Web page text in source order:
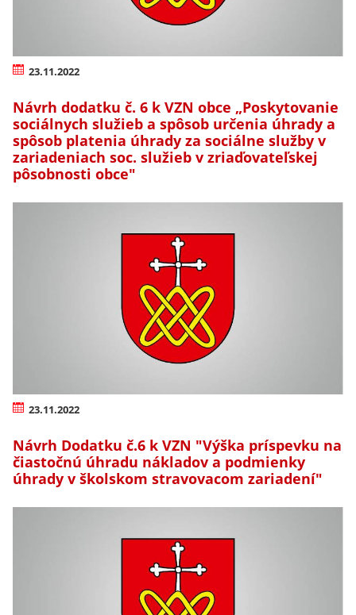
23.11.2022
Návrh dodatku č. 6 k VZN obce „Poskytovanie
sociálnych služieb a spôsob určenia úhrady a
spôsob platenia úhrady za sociálne služby v
zariadeniach soc. služieb v zriaďovateľskej
pôsobnosti obce"
23.11.2022
Návrh Dodatku č.6 k VZN "Výška príspevku na
čiastočnú úhradu nákladov a podmienky
úhrady v školskom stravovacom zariadení"